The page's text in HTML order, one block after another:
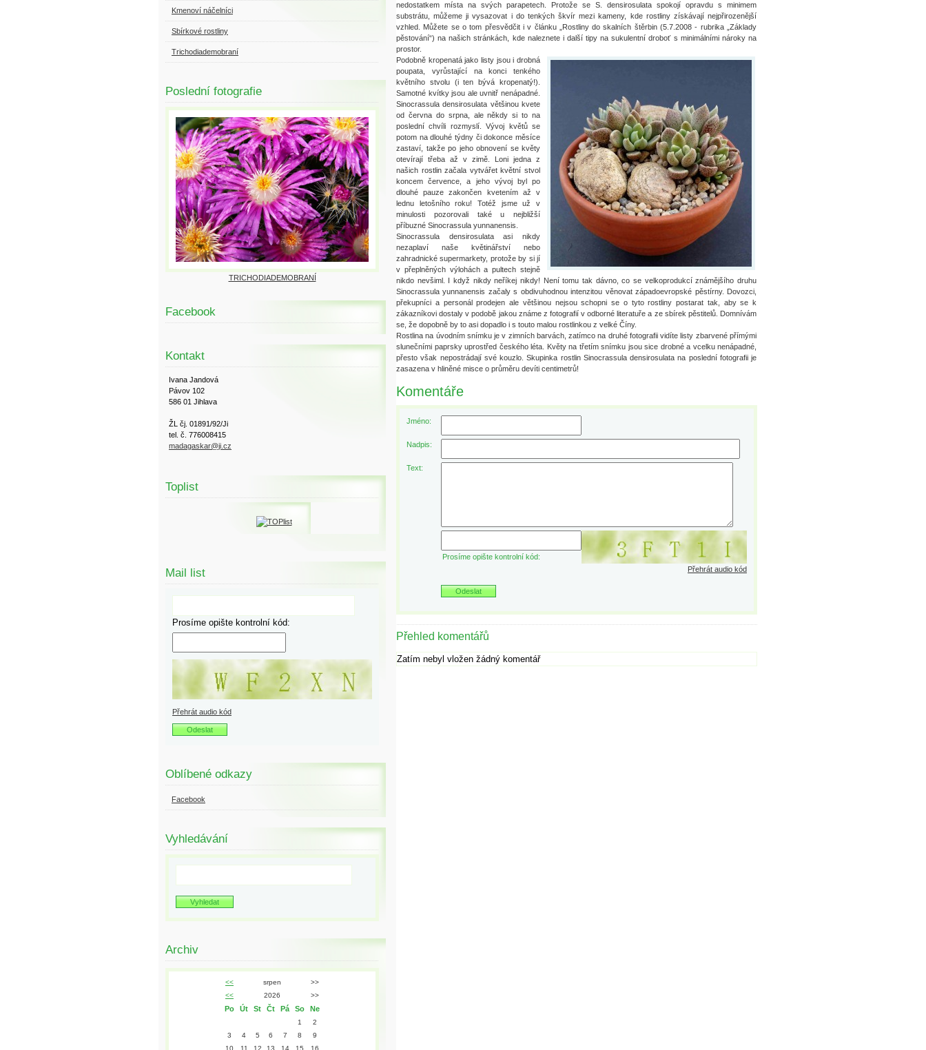
nedostatkem místa na svých parapetech. Protože se S. densirosulata spokojí opravdu s minimem
substrátu, můžeme ji vysazovat i do tenkých škvír mezi kameny, kde rostliny získávají nejpřirozenější
vzhled. Můžete se o tom přesvědčit i v článku „Rostliny do skalních štěrbin (5.7.2008 - rubrika „Základy
pěstování“) na našich stránkách, kde naleznete i další tipy na sukulentní droboť s minimálními nároky na
prostor.
Podobně kropenatá jako listy jsou i drobná
poupata, vyrůstající na konci tenkého
květního stvolu (i ten bývá kropenatý!).
Samotné kvítky jsou ale uvnitř nenápadné.
Sinocrassula densirosulata většinou kvete
od června do srpna, ale někdy si to na
poslední chvíli rozmyslí. Vývoj květů se
potom na dlouhé týdny či dokonce měsíce
zastaví, takže po jeho obnovení se květy
otevírají třeba až v zimě. Loni jedna z
našich rostlin začala vytvářet květní stvol
koncem července, a jeho vývoj byl po
dlouhé pauze zakončen kvetením až v
lednu letošního roku! Totéž jsme už v
minulosti pozorovali také u nejbližší
příbuzné Sinocrassula yunnanensis.
Sinocrassula densirosulata asi nikdy
nezaplaví naše květinářství nebo
zahradnické supermarkety, protože by si jí
v přeplněných výlohách a pultech stejně
nikdo nevšiml. I když nikdy neříkej nikdy! Není tomu tak dávno, co se velkoprodukcí známějšího druhu
Sinocrassula yunnanensis začaly s obdivuhodnou intenzitou věnovat západoevropské pěstírny. Dovozci,
překupníci a personál prodejen ale většinou nejsou schopni se o tyto rostliny postarat tak, aby se k
zákazníkovi dostaly v podobě jakou známe z fotografií v odborné literatuře a ze sbírek pěstitelů. Domnívám
se, že dopobně by to asi dopadlo i s touto malou rostlinkou z velké Číny.
Rostlina na úvodním snímku je v zimních barvách, zatímco na druhé fotografii vidíte listy zbarvené přímými
slunečními paprsky uprostřed českého léta. Květy na třetím snímku jsou sice drobné a vcelku nenápadné,
přesto však nepostrádají své kouzlo. Skupinka rostlin Sinocrassula densirosulata na poslední fotografii je
zasazena v hliněné misce o průměru devíti centimetrů!
Komentáře
Jméno:
Nadpis:
Text:
Prosíme opište kontrolní kód:
Přehrát audio kód
Přehled komentářů
Zatím nebyl vložen žádný komentář
Kmenoví náčelníci
Sbírkové rostliny
Trichodiademobraní
Poslední fotografie
TRICHODIADEMOBRANÍ
Facebook
Kontakt
Ivana Jandová
Pávov 102
586 01 Jihlava
ŽL čj. 01891/92/Ji
tel. č. 776008415
madagaskar@ji.cz
Toplist
Mail list
Prosíme opište kontrolní kód:
Přehrát audio kód
Oblíbené odkazy
Facebook
Vyhledávání
Archiv
<< srpen
>>
<<
2026 >>
Po Út St Čt Pá So Ne
1
2
3
4 5 6 7 8
9
10
11 12 13 14 15 16